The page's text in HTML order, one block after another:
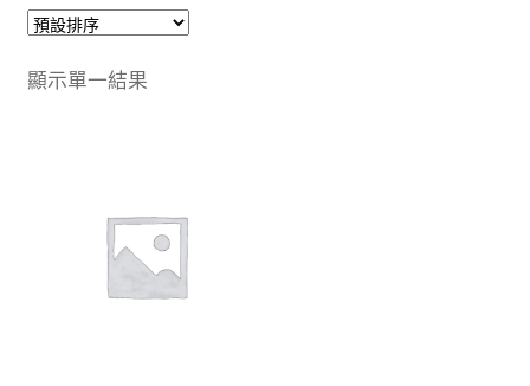
顯示單一結果